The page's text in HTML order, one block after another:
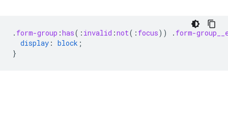
. form-group :has( : invalid :not( : focus)) . form-
display : block ;
}